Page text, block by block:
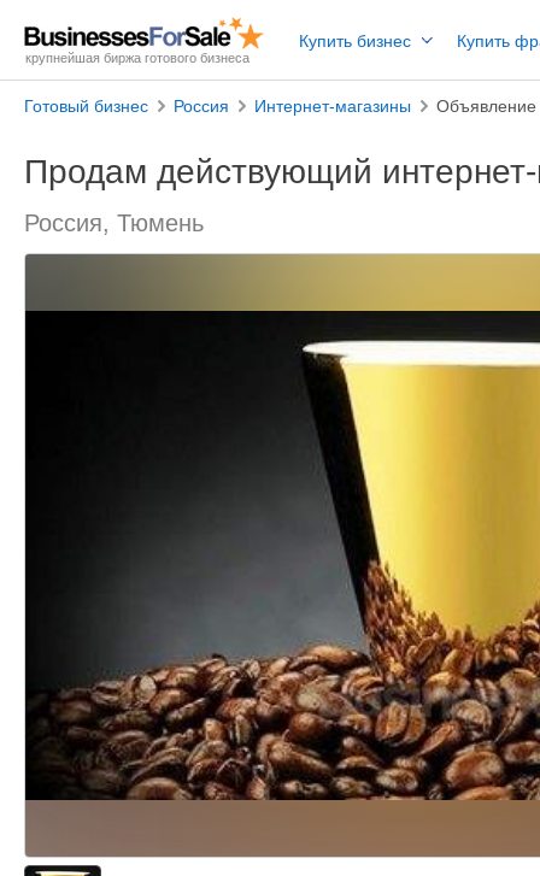
крупнейшая биржа готового бизнеса
Купить бизнес Купить
Готовый бизнес Россия Интернет-магазины Объявление
Продам действующий
Россия, Тюмень